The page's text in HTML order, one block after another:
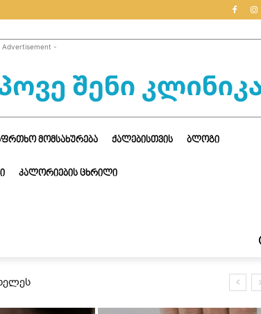
Advertisement -
ᲛᲝᲛᲡᲐᲮᲣᲠᲔᲑᲐ ᲥᲐᲚᲔᲑᲘᲡᲗᲕᲘᲡ ᲑᲚᲝᲒᲘ
ᲙᲐᲚᲝᲠᲘᲔᲑᲘᲡ ᲪᲮᲠᲘᲚᲘ